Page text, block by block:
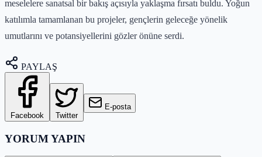
meselelere sanatsal bir bakış açısıyla yaklaşma fırsatı buldu. Yoğun
katılımla tamamlanan bu projeler, gençlerin geleceğe yönelik
umutlarını ve potansiyellerini gözler önüne serdi.
PAYLAŞ
Facebook Twitter
E-posta
YORUM YAPIN